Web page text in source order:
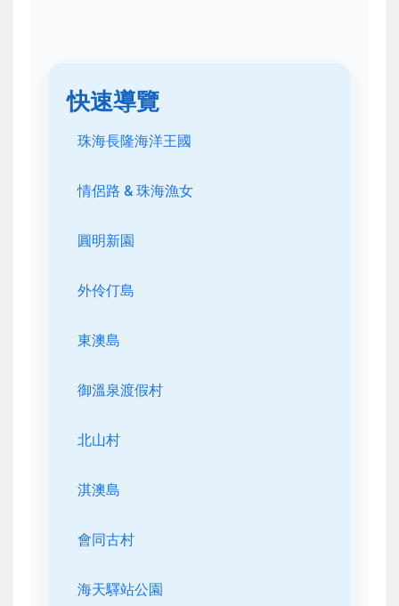
快速導覽
珠海長隆海洋王國
情侶路 & 珠海漁女
圓明新園
外伶仃島
東澳島
御溫泉渡假村
北山村
淇澳島
會同古村
海天驛站公園